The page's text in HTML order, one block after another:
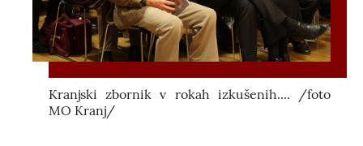
Kranjski zbornik v rokah izkušenih.... /foto
MO Kranj/